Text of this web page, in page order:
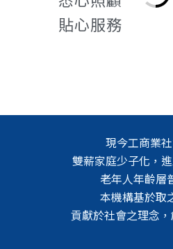
貼心服務
現今工商業
雙薪家庭少子化，
老年人年齡層
本機構基於取
貢獻於社會之理念